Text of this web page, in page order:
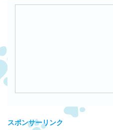
スポンサーリンク